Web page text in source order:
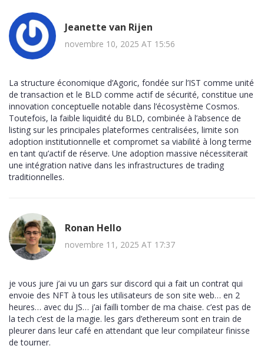
Jeanette van Rijen
novembre 10, 2025 AT 15:56
La structure économique d’Agoric, fondée sur l’IST comme unité
de transaction et le BLD comme actif de sécurité, constitue une
innovation conceptuelle notable dans l’écosystème Cosmos.
Toutefois, la faible liquidité du BLD, combinée à l’absence de
listing sur les principales plateformes centralisées, limite son
adoption institutionnelle et compromet sa viabilité à long terme
en tant qu’actif de réserve. Une adoption massive nécessiterait
une intégration native dans les infrastructures de trading
traditionnelles.
Ronan Hello
novembre 11, 2025 AT 17:37
je vous jure j’ai vu un gars sur discord qui a fait un contrat qui
envoie des NFT à tous les utilisateurs de son site web… en 2
heures… avec du JS… j’ai failli tomber de ma chaise. c’est pas de
la tech c’est de la magie. les gars d’ethereum sont en train de
pleurer dans leur café en attendant que leur compilateur finisse
de tourner.